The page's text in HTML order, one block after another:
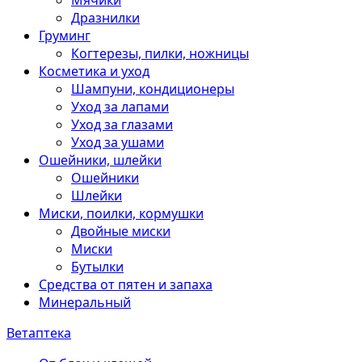
Дразнилки
Груминг
Когтерезы, пилки, ножницы
Косметика и уход
Шампуни, кондиционеры
Уход за лапами
Уход за глазами
Уход за ушами
Ошейники, шлейки
Ошейники
Шлейки
Миски, поилки, кормушки
Двойные миски
Миски
Бутылки
Средства от пятен и запаха
Минеральный
Ветаптека